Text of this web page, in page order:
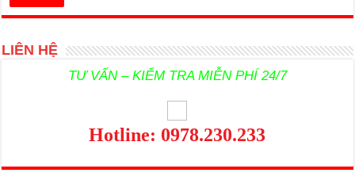
LIÊN HỆ
TƯ VẤN – KIỂM TRA MIỄN PHÍ 24/7
Hotline: 0978.230.233